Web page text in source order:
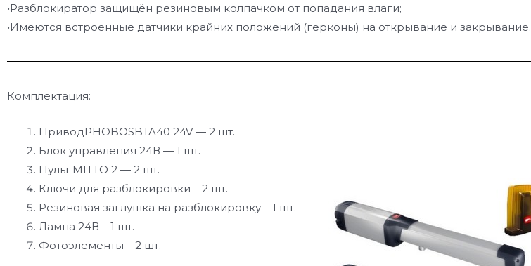
•Разблокиратор защищён резиновым колпачком от попадания влаги;
•Имеются встроенные датчики крайних положений (герконы) на открывание и закрывание.
Комплектация:
ПриводPHOBOSBTA40 24V — 2 шт.
Блок управления 24В — 1 шт.
Пульт MITTO 2 — 2 шт.
Ключи для разблокировки – 2 шт.
Резиновая заглушка на разблокировку – 1 шт.
Лампа 24В – 1 шт.
Фотоэлементы – 2 шт.